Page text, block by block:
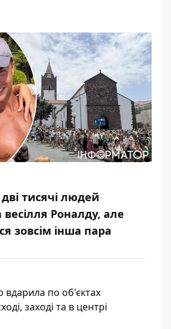
дві тисячі людей
Роналду, але
зовсім інша пара
вдарила по об'єктах
заході та в центрі